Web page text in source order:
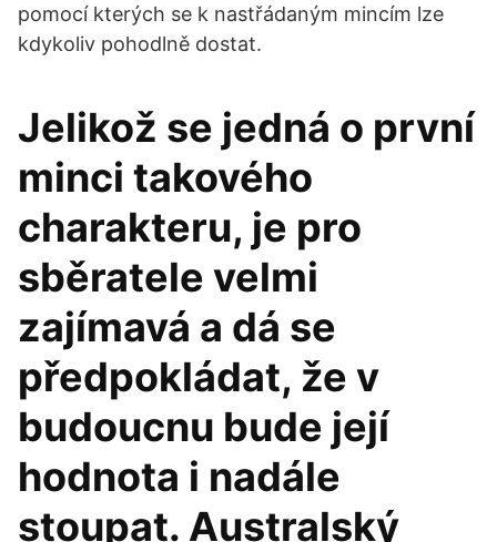
pomocí kterých se k nastřádaným mincím lze
kdykoliv pohodlně dostat.
Jelikož se jedná o první
minci takového
charakteru, je pro
sběratele velmi
zajímavá a dá se
předpokládat, že v
budoucnu bude její
hodnota i nadále
stoupat. Australský